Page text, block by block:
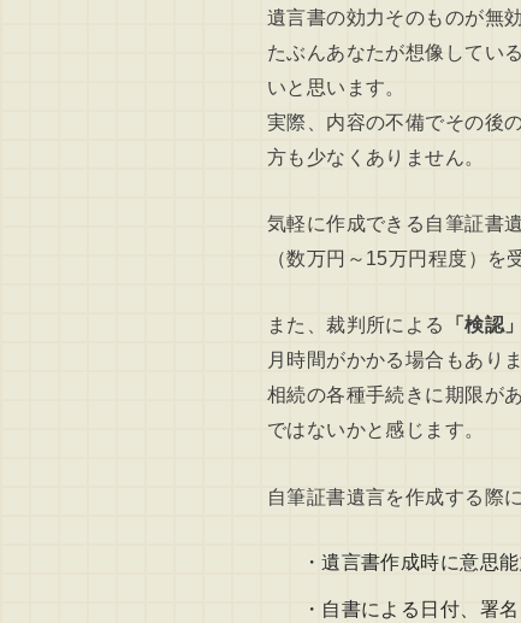
遺言書の効力そのものが無
たぶんあなたが想像してい
いと思います。
実際、内容の不備でその後
方も少なくありません。
気軽に作成できる自筆証書
（数万円～15万円程度）を
また、裁判所による 「検認
月時間がかかる場合もありま
相続の各種手続きに期限が
ではないかと感じます。
自筆証書遺言を作成する際
・遺言書作成時に意思
・自書による日付、署